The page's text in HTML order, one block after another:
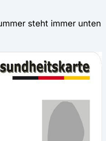
steht immer unten